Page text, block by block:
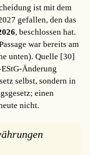
ist mit dem
gefallen, den das
, beschlossen hat.
war bereits am
unten).Quelle [30]
Änderung
selbst, sondern in
einen
nicht.